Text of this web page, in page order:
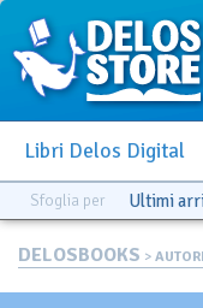
Libri Delos Digital
Sfoglia per Ultimi
DELOSBOOKS > AUTORI